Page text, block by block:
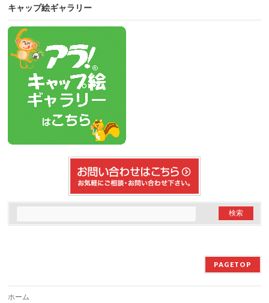
キャップ絵ギャラリー
PAGETOP
ホーム